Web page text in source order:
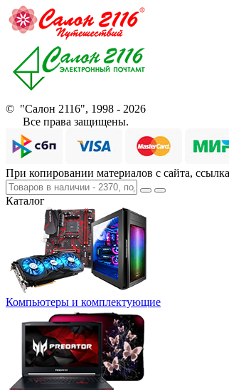
© "Салон 2116", 1998 - 2026
Все права защищены.
При копировании материалов с сайта,
Каталог
Компьютеры и комплектующие